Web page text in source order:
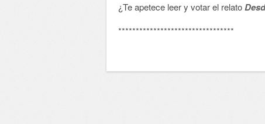
¿Te apetece leer y votar el relato
*********************************